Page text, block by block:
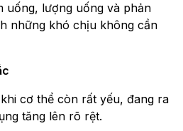
uống, lượng uống và phản
những khó chịu không cần
cơ thể còn rất yếu, đang ra
tăng lên rõ rệt.